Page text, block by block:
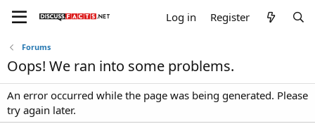
Log in Register
Forums
Oops! We ran into some problems.
An error occurred while the page was being generated. Please
try again later.